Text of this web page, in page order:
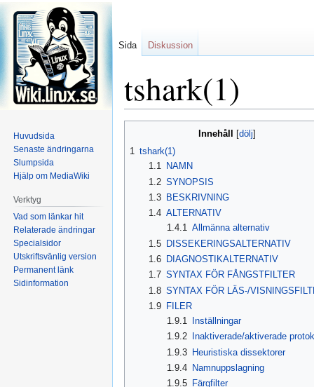
tshark(1)
navigering
Innehåll
1 tshark(1)
1.1
NAMN
1.2 SYNOPSIS
1.3
BESKRIVNING
1.4 ALTERNATIV
1.4.1 Allmänna alternativ
1.5
DISSEKERINGSALTERNATIV
1.6
DIAGNOSTIKALTERNATIV
1.7 SYNTAX FÖR FÅNGSTFILTER
1.8 SYNTAX FÖR LÄS-/
1.9
FILER
1.9.1
Inställningar
1.9.2
Inaktiverade/aktiverade
1.9.3 Heuristiska dissektorer
1.9.4 Namnuppslagning
1.9.5 Färgfilter
Sida Diskussion
Huvudsida
Senaste ändringarna
Slumpsida
Hjälp om MediaWiki
Verktyg
Vad som länkar hit
Relaterade ändringar
Specialsidor
Utskriftsvänlig version
Permanent länk
Sidinformation